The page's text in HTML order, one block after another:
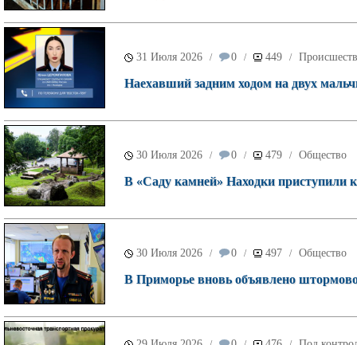
31 Июля 2026 / 0 / 449 /
Наехавший задним ходом на двух
30 Июля 2026 / 0 / 479 / Общество
В «Саду камней» Находки приступили к
30 Июля 2026 / 0 / 497 / Общество
В Приморье вновь объявлено